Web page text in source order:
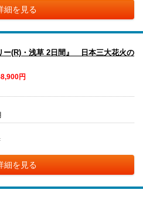
細を見る
ー(R)・浅草 2日間』 日本三大花火の
円
細を見る